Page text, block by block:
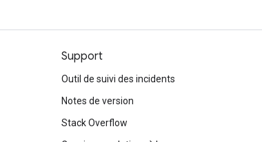
Support
Outil de suivi des incidents
Notes de version
Stack Overflow